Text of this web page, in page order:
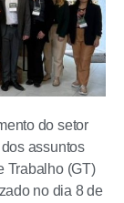
do setor
assuntos
Trabalho (GT)
no dia 8 de